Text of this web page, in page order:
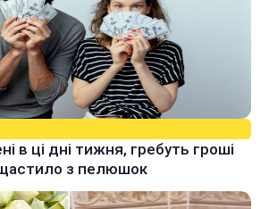
в ці дні тижня, гребуть гроші
з пелюшок